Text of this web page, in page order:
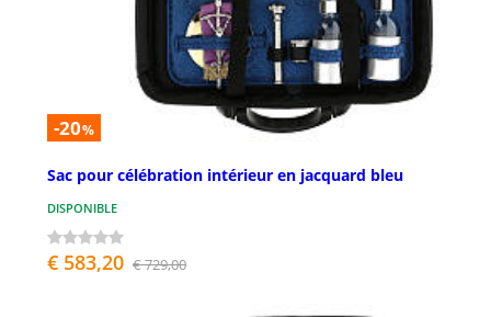
-20%
Sac pour célébration intérieur en jacquard bleu
DISPONIBLE
€ 583,20 € 729,00